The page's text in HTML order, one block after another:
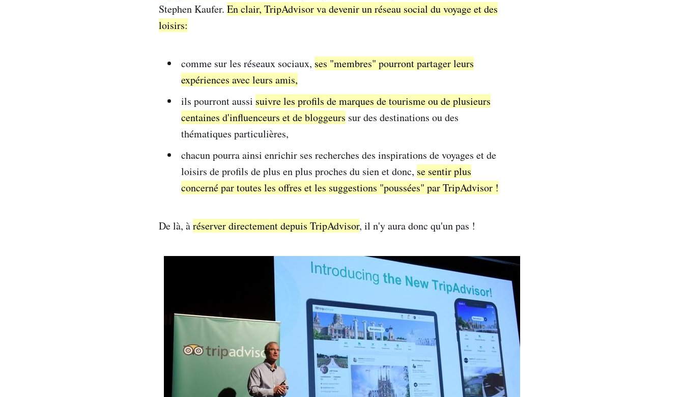
Stephen Kaufer. En clair, TripAdvisor va devenir un réseau social du voyage et des
loisirs:
comme sur les réseaux sociaux, ses "membres" pourront partager leurs
expériences avec leurs amis,
ils pourront aussi suivre les profils de marques de tourisme ou de plusieurs
centaines d'influenceurs et de bloggeurs sur des destinations ou des
thématiques particulières,
chacun pourra ainsi enrichir ses recherches des inspirations de voyages et de
loisirs de profils de plus en plus proches du sien et donc, se sentir plus
concerné par toutes les offres et les suggestions "poussées" par TripAdvisor !
De là, àréserver directement depuis TripAdvisor, il n'y aura donc qu'un pas !